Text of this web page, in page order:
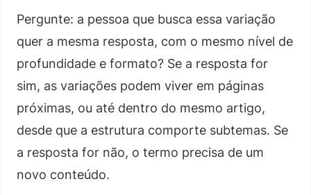
Pergunte: a pessoa que busca essa variação
quer a mesma resposta, com o mesmo nível de
profundidade e formato? Se a resposta for
sim, as variações podem viver em páginas
próximas, ou até dentro do mesmo artigo,
desde que a estrutura comporte subtemas. Se
a resposta for não, o termo precisa de um
novo conteúdo.